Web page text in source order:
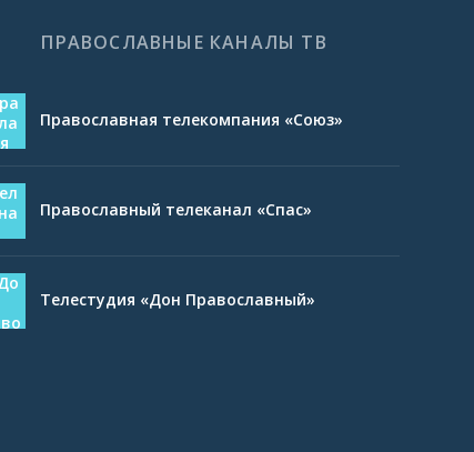
ПРАВОСЛАВНЫЕ КАНАЛЫ ТВ
Православная телекомпания «Союз»
Православный телеканал «Спас»
Телестудия «Дон Православный»